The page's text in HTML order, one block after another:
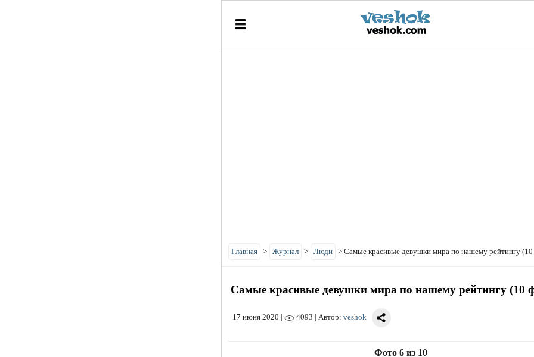
Главная > Журнал > Люди > Самые красивые девушки мира по нашему рейтингу
Самые красивые девушки мира по нашему рейтингу (10
17 июня 2020 | 4093 | Автор: veshok
Фото 6 из 10